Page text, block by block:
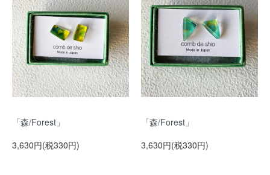
「森/Forest」
3,630円(税330円)
「森/Forest」
3,630円(税330円)